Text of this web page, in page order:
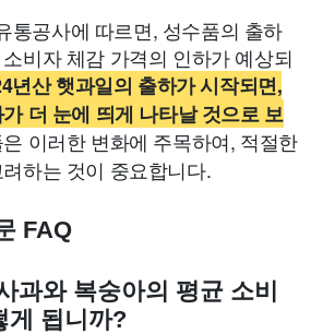
통공사에 따르면, 성수품의 출하
비자 체감 가격의 인하가 예상되
년산 햇과일의 출하가 시작되면,
더 눈에 띄게 나타날 것으로 보
이러한 변화에 주목하여, 적절한
하는 것이 중요합니다.
FAQ
과와 복숭아의 평균 소비
게 됩니까?